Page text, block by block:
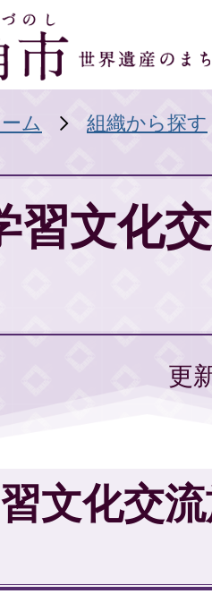
ム 組織から探す
習文化
更
文化交